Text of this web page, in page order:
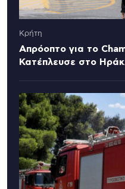
Κρήτη
Απρόοπτο για το
Κατέπλευσε στο